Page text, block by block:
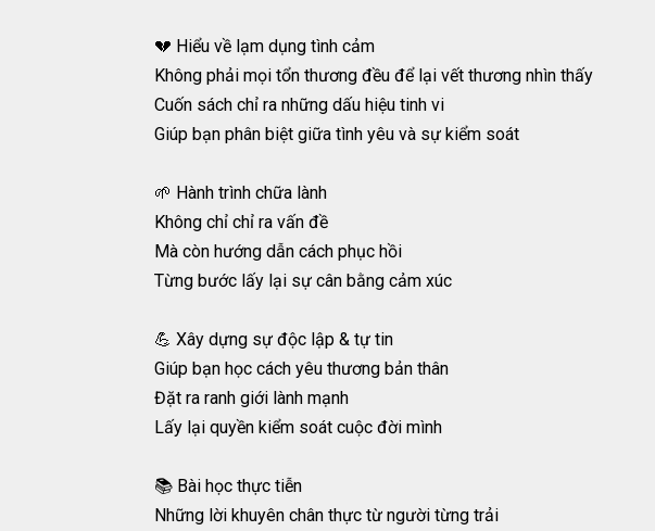
💔 Hiểu về lạm dụng tình cảm
Không phải mọi tổn thương đều để lại vết thương nhìn thấy
Cuốn sách chỉ ra những dấu hiệu tinh vi
Giúp bạn phân biệt giữa tình yêu và sự kiểm soát
🌱 Hành trình chữa lành
Không chỉ chỉ ra vấn đề
Mà còn hướng dẫn cách phục hồi
Từng bước lấy lại sự cân bằng cảm xúc
💪 Xây dựng sự độc lập & tự tin
Giúp bạn học cách yêu thương bản thân
Đặt ra ranh giới lành mạnh
Lấy lại quyền kiểm soát cuộc đời mình
📚 Bài học thực tiễn
Những lời khuyên chân thực từ người từng trải